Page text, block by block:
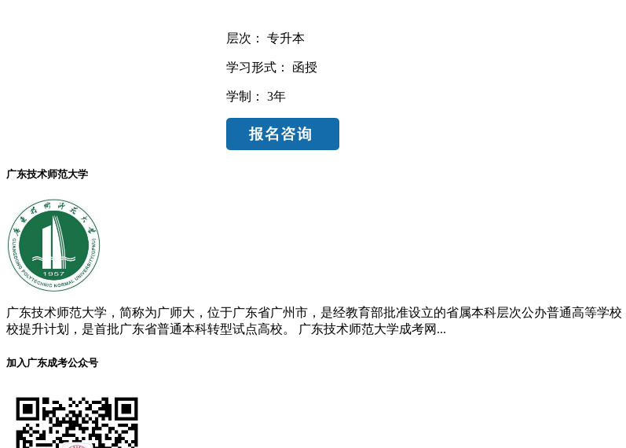
层次： 专升本
学习形式： 函授
学制： 3年
广东技术师范大学
广东技术师范大学，简称为广师大，位于广东省广州市，是经教育部批准设立的省属本科层次公办普通高等学
校提升计划，是首批广东省普通本科转型试点高校。 广东技术师范大学成考网...
加入广东成考公众号